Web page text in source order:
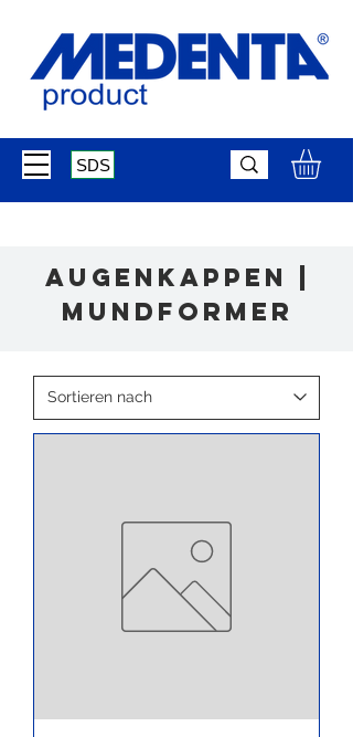
SDS
Augenkappen |
Mundformer